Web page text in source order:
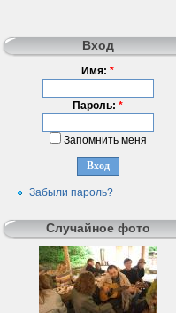
Вход
Имя: *
Пароль: *
Запомнить меня
Забыли пароль?
Случайное фото